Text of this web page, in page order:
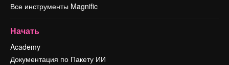
Все инструменты Magnific
Начать
Academy
Документация по Пакету ИИ